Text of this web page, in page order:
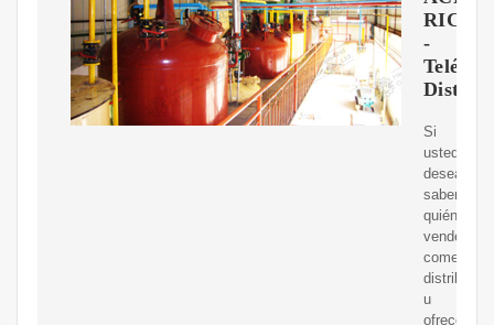
-
Si
usted
desea
saber
quién
vende,
distribuye
u
ofrece